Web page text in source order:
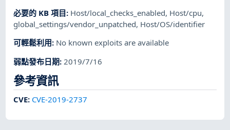
必要的 KB 項目: Host/local_checks_enabled, Host/cpu,
global_settings/vendor_unpatched, Host/OS/identifier
可輕鬆利用: No known exploits are available
弱點發布日期: 2019/7/16
參考資訊
CVE: CVE-2019-2737